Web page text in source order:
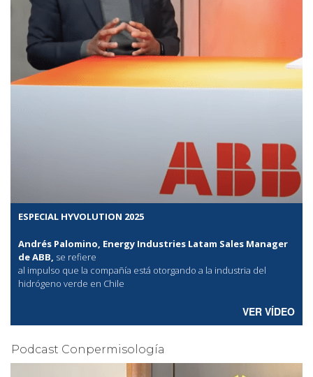
ESPECIAL HYVOLUTION 2025
Andrés Palomino, Energy Industries Latam Sales Manager
de ABB, se refiere
al impulso que la compañía está otorgando a la industria del
hidrógeno verde en Chile
VER VÍDEO
Podcast Conpermisología